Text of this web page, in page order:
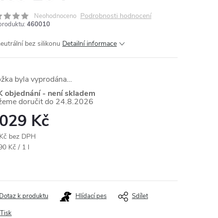
Neohodnoceno Podrobnosti hodnocení
460010
bez silikonu Detailní informace
byla vyprodána…
objednání - není skladem
24.8.2026
Kč
bez DPH
Kč / 1 l
Tisk
Dotaz k produktu Hlídací pes Sdílet